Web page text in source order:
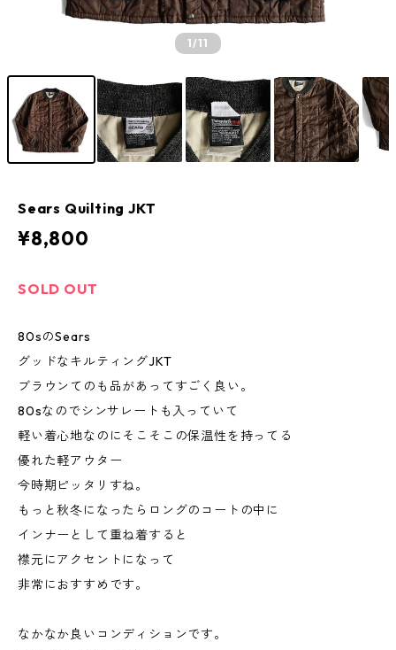
1/11
Sears Quilting JKT
¥8,800
SOLD OUT
80sのSears
グッドなキルティングJKT
ブラウンてのも品があってすごく良い。
80sなのでシンサレートも入っていて
軽い着心地なのにそこそこの保温性を持ってる
優れた軽アウター
今時期ピッタリすね。
もっと秋冬になったらロングのコートの中に
インナーとして重ね着すると
襟元にアクセントになって
非常におすすめです。
なかなか良いコンディションです。